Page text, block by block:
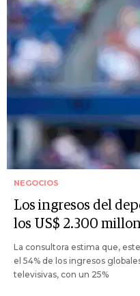
NEGOCIOS
Los ingresos del
los US$ 2.300
La consultora estima que,
el 54% de los ingresos
televisivas, con un 25%